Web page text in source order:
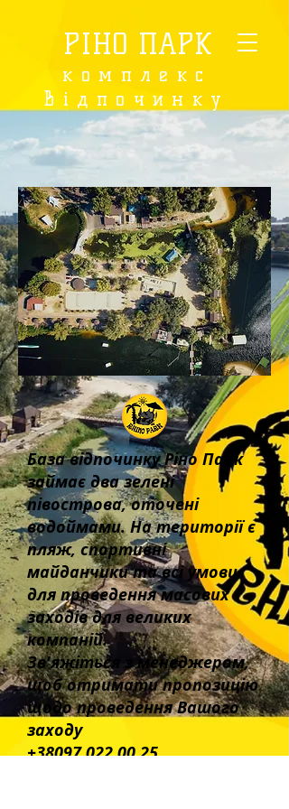
РІНО ПАРК
комплекс
відпочинку
База відпочинку Ріно Парк
займає два зелені
півострова, оточені
водоймами. На території є
пляж, спортивні
майданчики та всі умови
для проведення масових
заходів для великих
компаній.
Зв'яжіться з менеджером,
щоб отримати пропозицію
щодо проведення Вашого
заходу
+38097 022 00 25